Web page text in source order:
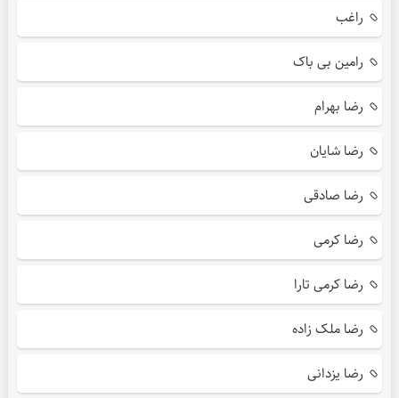
راغب
رامین بی باک
رضا بهرام
رضا شایان
رضا صادقی
رضا کرمی
رضا کرمی تارا
رضا ملک زاده
رضا یزدانی